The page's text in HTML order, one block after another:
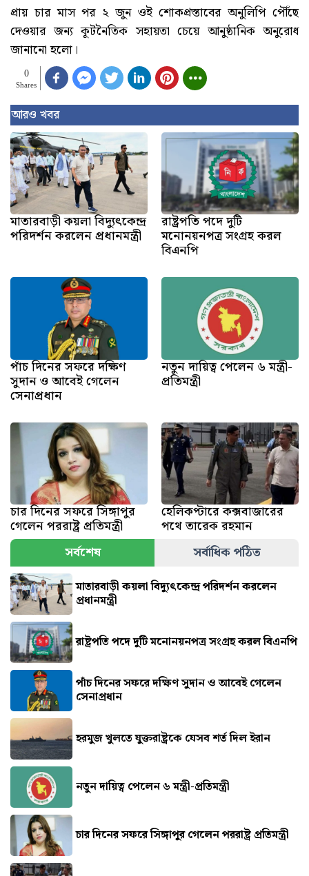
প্রায় চার মাস পর ২ জুন ওই শোকপ্রস্তাবের অনুলিপি পৌঁছে
দেওয়ার জন্য কূটনৈতিক সহায়তা চেয়ে আনুষ্ঠানিক অনুরোধ
জানানো হলো।
0
Shares
আরও খবর
মাতারবাড়ী কয়লা বিদ্যুৎকেন্দ্র
পরিদর্শন করলেন প্রধানমন্ত্রী
রাষ্ট্রপতি পদে দুটি
মনোনয়নপত্র সংগ্রহ করল
বিএনপি
পাঁচ দিনের সফরে দক্ষিণ
সুদান ও আবেই গেলেন
সেনাপ্রধান
নতুন দায়িত্ব পেলেন ৬ মন্ত্রী-
প্রতিমন্ত্রী
চার দিনের সফরে সিঙ্গাপুর
গেলেন পররাষ্ট্র প্রতিমন্ত্রী
হেলিকপ্টারে কক্সবাজারের
পথে তারেক রহমান
সর্বশেষ
সর্বাধিক পঠিত
মাতারবাড়ী কয়লা বিদ্যুৎকেন্দ্র পরিদর্শন করলেন
প্রধানমন্ত্রী
রাষ্ট্রপতি পদে দুটি মনোনয়নপত্র সংগ্রহ করল বিএনপি
পাঁচ দিনের সফরে দক্ষিণ সুদান ও আবেই গেলেন
সেনাপ্রধান
হরমুজ খুলতে যুক্তরাষ্ট্রকে যেসব শর্ত দিল ইরান
নতুন দায়িত্ব পেলেন ৬ মন্ত্রী-প্রতিমন্ত্রী
চার দিনের সফরে সিঙ্গাপুর গেলেন পররাষ্ট্র প্রতিমন্ত্রী